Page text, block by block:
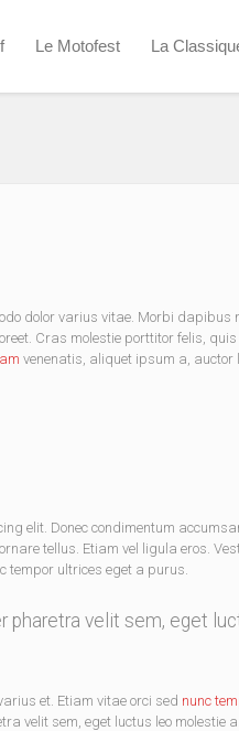
Le Motofest La
dolor varius vitae. Morbi dapibus
Cras molestie porttitor felis, quis
venenatis, aliquet ipsum a, auctor
elit. Donec condimentum
tellus. Etiam vel ligula eros.
tempor ultrices eget a purus.
pharetra velit sem, eget
et. Etiam vitae orci sed nunc
velit sem, eget luctus leo molestie a.